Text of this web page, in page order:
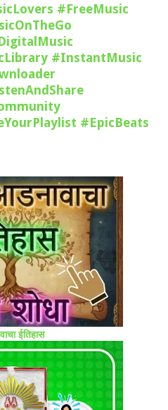
#FreeMusic
#InstantMusic
#EpicBeats
ईतिहास